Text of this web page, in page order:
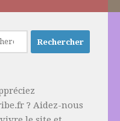
:
? Aidez-nous